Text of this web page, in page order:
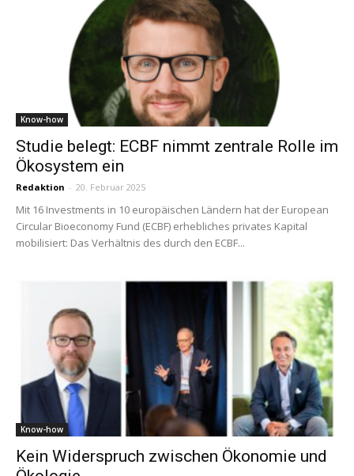
Know-how
Studie belegt: ECBF nimmt zentrale Rolle im
Ökosystem ein
Redaktion - 20. Februar 2025
Mit 16 Investments in 10 europäischen Ländern hat der European
Circular Bioeconomy Fund (ECBF) erhebliches privates Kapital
mobilisiert: Das Verhältnis des durch den ECBF...
Know-how
Kein Widerspruch zwischen Ökonomie und